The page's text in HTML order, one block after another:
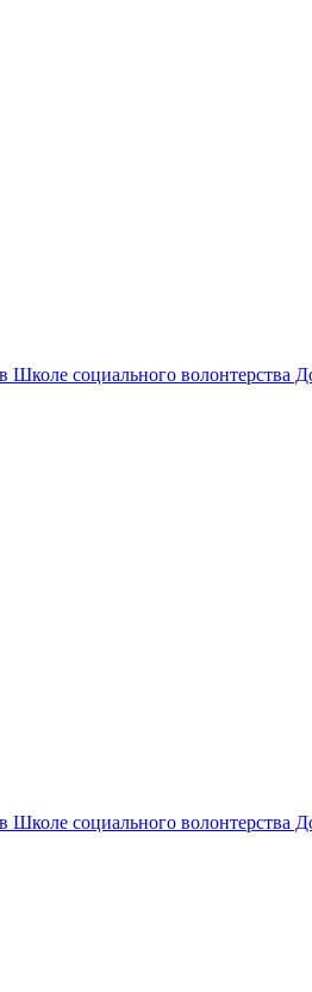
социального волонтерства
социального волонтерства